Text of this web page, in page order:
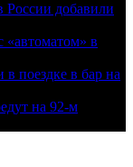
России добавили
«автоматом» в
в поездке в бар на
на 92-м